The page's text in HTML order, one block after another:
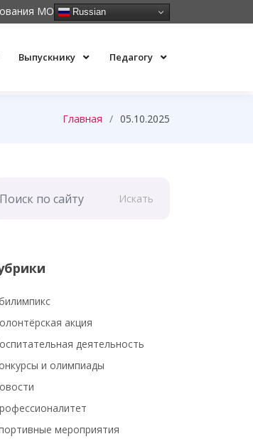
МО Russian
Выпускнику Педагогу
Главная 05.10.2025
Искать
акция
деятельность
и олимпиады
мероприятия